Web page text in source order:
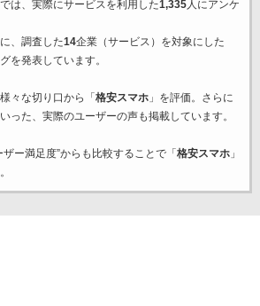
は、実際にサービスを利用した1,335人にアンケ
、調査した14企業（サービス）を対象にした
を発表しています。
々な切り口から「 格安スマホ」を評価。さらに
った、実際のユーザーの声も掲載しています。
ー満足度”からも比較することで「 格安スマホ」